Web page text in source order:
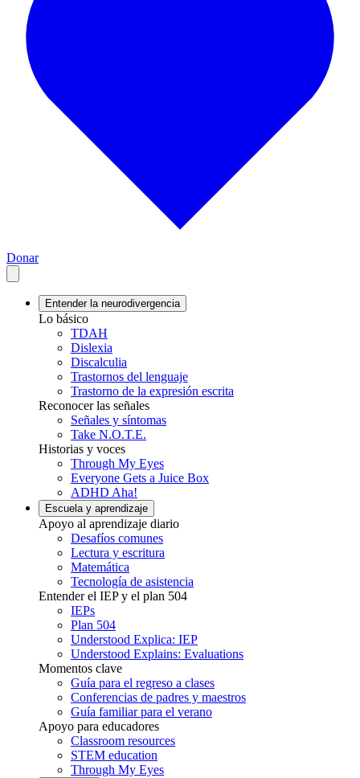
Donar
Entender la neurodivergencia
Lo básico
TDAH
Dislexia
Discalculia
Trastornos del lenguaje
Trastorno de la expresión escrita
Reconocer las señales
Señales y síntomas
Take N.O.T.E.
Historias y voces
Through My Eyes
Everyone Gets a Juice Box
ADHD Aha!
Escuela y aprendizaje
Apoyo al aprendizaje diario
Desafíos comunes
Lectura y escritura
Matemática
Tecnología de asistencia
Entender el IEP y el plan 504
IEPs
Plan 504
Understood Explica: IEP
Understood Explains: Evaluations
Momentos clave
Guía para el regreso a clases
Conferencias de padres y maestros
Guía familiar para el verano
Apoyo para educadores
Classroom resources
STEM education
Through My Eyes